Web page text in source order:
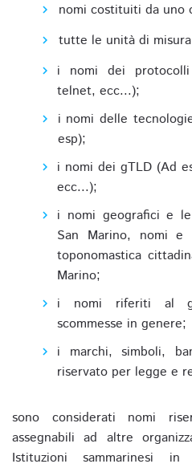
nomi costituiti da uno
tutte le unità di
i nomi dei
telnet, ecc...);
i nomi delle
esp);
i nomi dei gTLD (Ad
ecc...);
i nomi geografici e
San Marino, nomi
toponomastica
Marino;
i nomi riferiti al
scommesse in genere;
i marchi, simboli,
riservato per legge e
sono considerati nomi
assegnabili ad altre
Istituzioni sammarinesi